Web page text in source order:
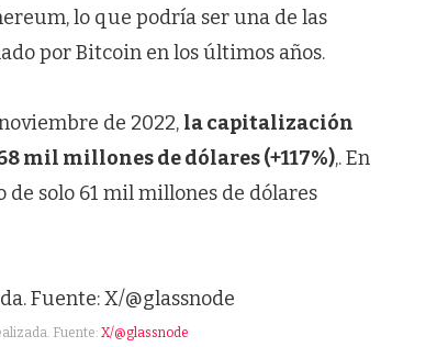
lo que podría ser una de las
por Bitcoin en los últimos años.
de 2022, la capitalización
mil millones de dólares (+117%),. En
solo 61 mil millones de dólares
Fuente: X/@glassnode